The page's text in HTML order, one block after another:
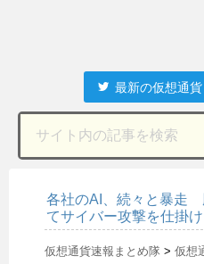
最新の仮想通
各社のAI、続々と暴走
てサイバー攻撃を仕掛
仮想通貨速報まとめ隊 > 仮想